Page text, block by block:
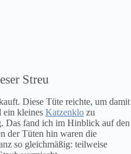
Streu
Diese Tüte reichte, um damit
ein kleines Katzenklo zu
Das fand ich im Hinblick auf den
der Tüten hin waren die
so gleichmäßig: teilweise